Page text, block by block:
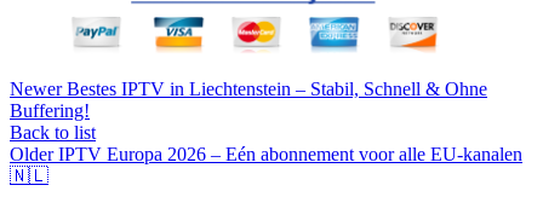
Newer Bestes IPTV in Liechtenstein – Stabil, Schnell & Ohne
Buffering!
Back to list
Older IPTV Europa 2026 – Eén abonnement voor alle EU-kanalen
🇳🇱